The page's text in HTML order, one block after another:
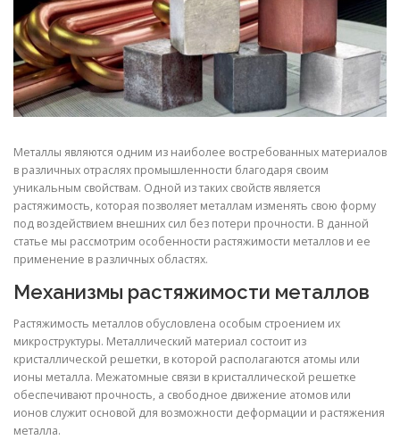
Металлы являются одним из наиболее востребованных материалов
в различных отраслях промышленности благодаря своим
уникальным свойствам. Одной из таких свойств является
растяжимость, которая позволяет металлам изменять свою форму
под воздействием внешних сил без потери прочности. В данной
статье мы рассмотрим особенности растяжимости металлов и ее
применение в различных областях.
Механизмы растяжимости металлов
Растяжимость металлов обусловлена особым строением их
микроструктуры. Металлический материал состоит из
кристаллической решетки, в которой располагаются атомы или
ионы металла. Межатомные связи в кристаллической решетке
обеспечивают прочность, а свободное движение атомов или
ионов служит основой для возможности деформации и растяжения
металла.